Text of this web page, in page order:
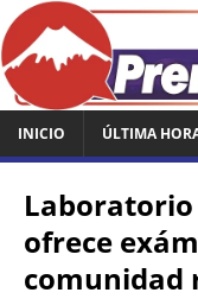
INICIO ÚLTIMA
Laboratorio
ofrece
comunidad